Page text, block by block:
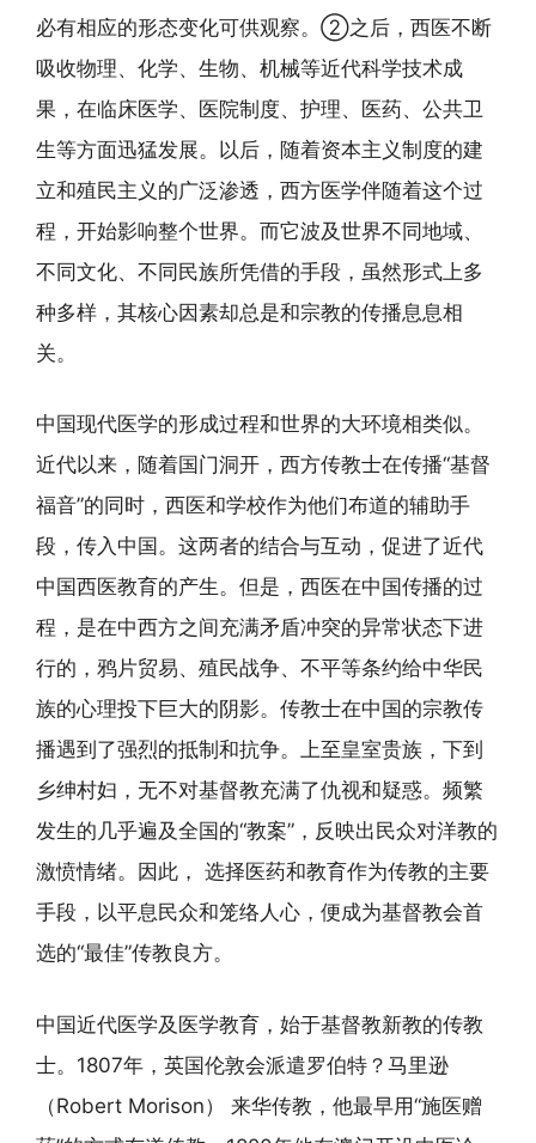
必有相应的形态变化可供观察。②之后，西医不断
吸收物理、化学、生物、机械等近代科学技术成
果，在临床医学、医院制度、护理、医药、公共卫
生等方面迅猛发展。以后，随着资本主义制度的建
立和殖民主义的广泛渗透，西方医学伴随着这个过
程，开始影响整个世界。而它波及世界不同地域、
不同文化、不同民族所凭借的手段，虽然形式上多
种多样，其核心因素却总是和宗教的传播息息相
关。
中国现代医学的形成过程和世界的大环境相类似。
近代以来，随着国门洞开，西方传教士在传播“基督
福音”的同时，西医和学校作为他们布道的辅助手
段，传入中国。这两者的结合与互动，促进了近代
中国西医教育的产生。但是，西医在中国传播的过
程，是在中西方之间充满矛盾冲突的异常状态下进
行的，鸦片贸易、殖民战争、不平等条约给中华民
族的心理投下巨大的阴影。传教士在中国的宗教传
播遇到了强烈的抵制和抗争。上至皇室贵族，下到
乡绅村妇，无不对基督教充满了仇视和疑惑。频繁
发生的几乎遍及全国的“教案”，反映出民众对洋教的
激愤情绪。因此， 选择医药和教育作为传教的主要
手段，以平息民众和笼络人心，便成为基督教会首
选的“最佳”传教良方。
中国近代医学及医学教育，始于基督教新教的传教
士。1807年，英国伦敦会派遣罗伯特？马里逊
（Robert Morison） 来华传教，他最早用“施医赠